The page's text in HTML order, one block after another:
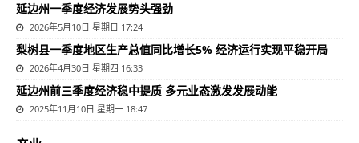
延边州一季度经济发展势头强劲
2026年5月10日 星期日 17:24
梨树县一季度地区生产总值同比增长5% 经济运行实现平稳开局
2026年4月30日 星期四 16:33
延边州前三季度经济稳中提质 多元业态激发发展动能
2025年11月10日 星期一 18:47